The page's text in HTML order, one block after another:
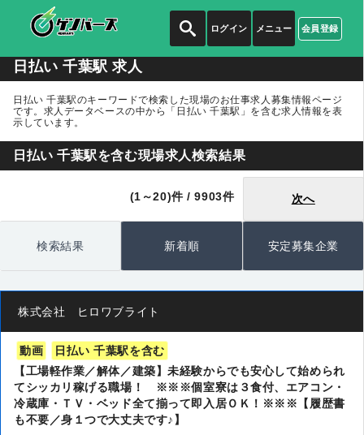
ログイン 会員登録
メニュー
日払い 千葉駅 求人
日払い 千葉駅のキーワードで検索した現場のお仕事求人募集情報ページ
です。求人データベースの中から
「日払い 千葉駅」 を含む求人情報を表
示しています。
日払い 千葉駅を含む現場求人検索結果
(1～20)件 / 9903件 次へ
検索結果 新着順 安定募集企業
株式会社 ヒロワブライト
動画
日払い 千葉駅を含む
【工場軽作業／解体／建築】未経験からでも安心して始められ
てシッカリ稼げる職場！ ※※※個室寮は３食付、エアコン・
冷蔵庫・ＴＶ・ベッド全て揃って即入居ＯＫ！※※※【履歴書
も不要／身１つで大丈夫です♪】